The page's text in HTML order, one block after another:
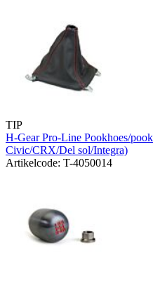
TIP
H-Gear Pro-Line Pookhoes/
Civic/CRX/Del sol/Integra)
Artikelcode: T-4050014